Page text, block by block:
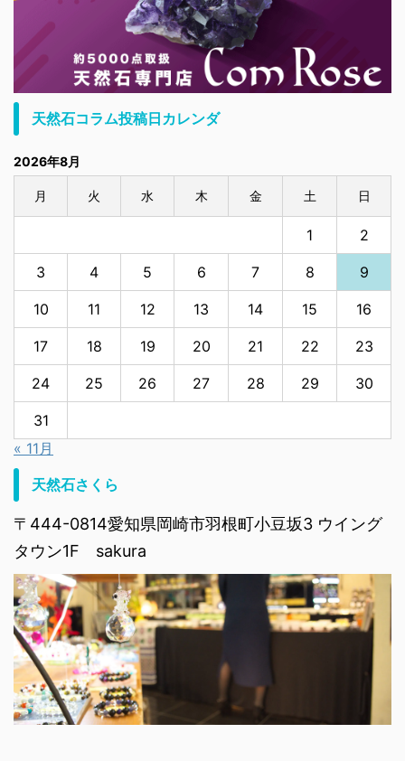
天然石コラム投稿日カレンダ
2026年8月
月 火 水 木 金 土 日
1 2
3 4 5 6 7 8 9
10 11 12 13 14 15 16
17 18 19 20 21 22 23
24 25 26 27 28 29 30
31
« 11月
天然石さくら
〒444-0814愛知県岡崎市羽根町小豆坂3 ウイング
タウン1F sakura